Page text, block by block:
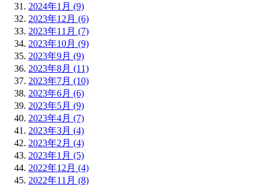
2024年1月 (9)
2023年12月 (6)
2023年11月 (7)
2023年10月 (9)
2023年9月 (9)
2023年8月 (11)
2023年7月 (10)
2023年6月 (6)
2023年5月 (9)
2023年4月 (7)
2023年3月 (4)
2023年2月 (4)
2023年1月 (5)
2022年12月 (4)
2022年11月 (8)